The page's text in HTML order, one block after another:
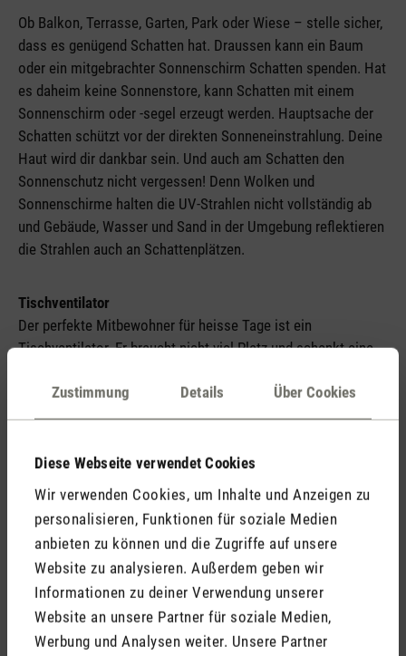
Zustimmung Details Über Cookies
Diese Webseite verwendet Cookies
Wir verwenden Cookies, um Inhalte und Anzeigen zu
personalisieren, Funktionen für soziale Medien
anbieten zu können und die Zugriffe auf unsere
Website zu analysieren. Außerdem geben wir
Informationen zu deiner Verwendung unserer
Website an unsere Partner für soziale Medien,
Werbung und Analysen weiter. Unsere Partner
Ob Balkon, Terrasse, Garten, Park oder Wiese – stelle sicher,
dass es genügend Schatten hat. Draussen kann ein Baum
oder ein mitgebrachter Sonnenschirm Schatten spenden. Hat
es daheim keine Sonnenstore, kann Schatten mit einem
Sonnenschirm oder -segel erzeugt werden. Hauptsache der
Schatten schützt vor der direkten Sonneneinstrahlung. Deine
Haut wird dir dankbar sein. Und auch am Schatten den
Sonnenschutz nicht vergessen! Denn Wolken und
Sonnenschirme halten die UV-Strahlen nicht vollständig ab
und Gebäude, Wasser und Sand in der Umgebung reflektieren
die Strahlen auch an Schattenplätzen.
Tischventilator
Der perfekte Mitbewohner für heisse Tage ist ein
Tischventilator. Er braucht nicht viel Platz und schenkt eine
draussen beim Apéro. Geräte, die wie unser Tim über einen
USB-Anschluss verfügen, können sogar unterwegs für die
Sommer – egal ob Zuhause oder auf Reisen.